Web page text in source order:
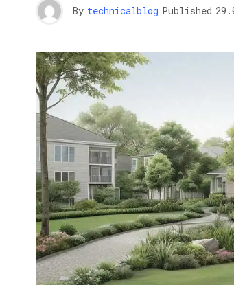
By technicalblog Published